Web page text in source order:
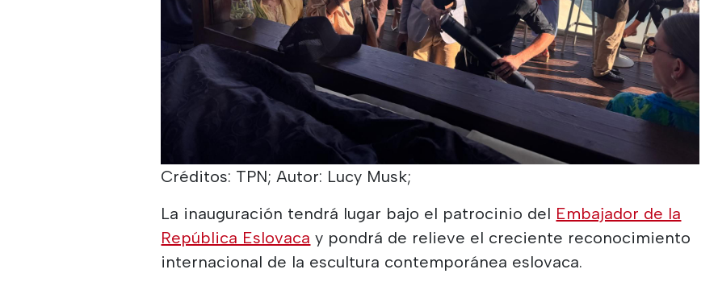
Créditos: TPN; Autor: Lucy Musk;
La inauguración tendrá lugar bajo el patrocinio del Embajador de la
República Eslovaca y pondrá de relieve el creciente reconocimiento
internacional de la escultura contemporánea eslovaca.